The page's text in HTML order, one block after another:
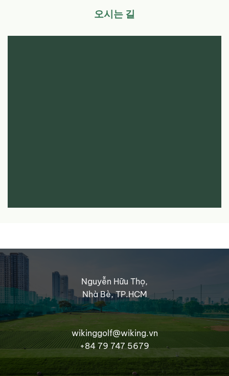
오시는 길
Nguyễn Hữu Thọ,
Nhà Bè, TP.HCM
wikinggolf@wiking.vn
+84 79 747 5679